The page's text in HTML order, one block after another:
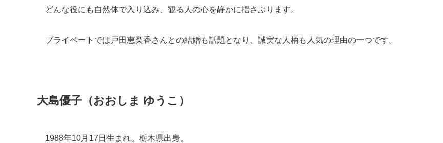
どんな役にも自然体で入り込み、観る人の心を静かに揺さぶります。
プライベートでは戸田恵梨香さんとの結婚も話題となり、誠実な人柄も人気の理由の一つです。
大島優子（おおしま ゆうこ）
1988年10月17日生まれ。栃木県出身。